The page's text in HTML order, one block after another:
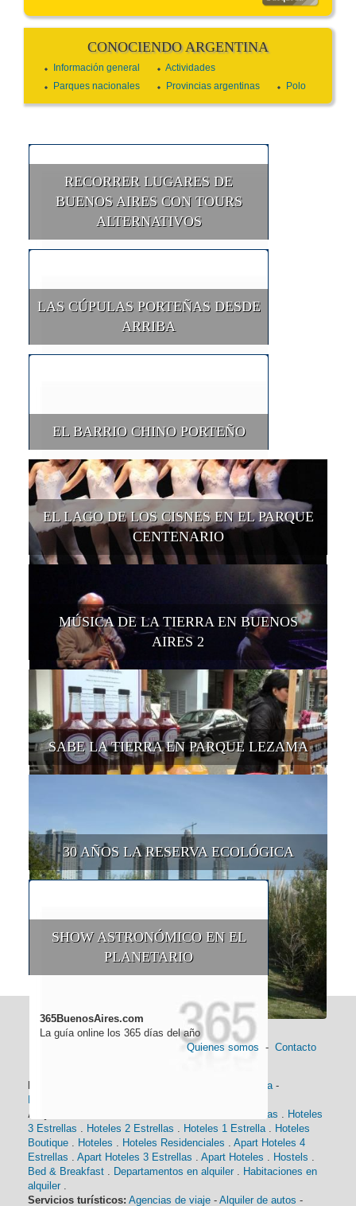
CONOCIENDO ARGENTINA
Información general
Actividades
Parques nacionales
Provincias argentinas Polo
RECORRER LUGARES DE
BUENOS AIRES CON TOURS
ALTERNATIVOS
LAS CÚPULAS PORTEÑAS DESDE
ARRIBA
EL BARRIO CHINO PORTEÑO
EL LAGO DE LOS CISNES EN EL PARQUE
CENTENARIO
MÚSICA DE LA TIERRA EN BUENOS
AIRES 2
SABE LA TIERRA EN PARQUE LEZAMA
30 AÑOS LA RESERVA ECOLÓGICA
SHOW ASTRONÓMICO EN EL
PLANETARIO
365BuenosAires.com
La guía online los 365 días del año
Quienes somos - Contacto
Historia-
Alojamiento:
Hoteles 4 Estrellas . Hoteles
3 Estrellas . Hoteles 2 Estrellas . Hoteles 1 Estrella. Hoteles
Boutique . Hoteles . Hoteles Residenciales . Apart Hoteles 4
Estrellas . Apart Hoteles 3 Estrellas . Apart Hoteles . Hostels .
Bed & Breakfast . Departamentos en alquiler . Habitaciones en
alquiler .
Servicios turísticos: Agencias de viaje - Alquiler de autos -